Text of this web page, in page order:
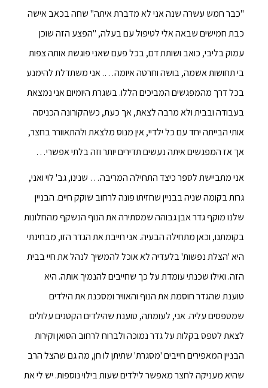
"כבר חמש עשרה שנה אני לא מדברת איתה" שחה בכאב אישה
כבת חמישים שבאה אלי לטיפול עם בעלה, "הפצע הזה שוכן
עמוק בליבי, כואב ושותת דם, בכל פעם שאני פוגשת אותה צפות
בי תחושות אשמה, בושה וחרטה איומה…. אני משתדלת להימנע
בכל דרך מהמפגשים המביכים הללו. בשגרת היומיום אני נמצאת
בעבודה ובבית ולא מרבה לצאת, אך כעת, כשהקורונה הכניסה
אותי הבייתה יחד עם כל ילדיי, אין מנוס מלצאת ולהתאוורר בחצר,
אך אז המפגשים איתה נעשים תדירים יותר וזה בלתי אפשרי…
אני מתביישת לספר כיצד התחילה המריבה… שנינו, גב' לוי ואני,
גרות בקומה שניה בבניין שחזיתו פונה לרחוב שוקק חיים. הבניין
שלנו מוקף גדר אבן גבוהה שמסתירה את הנוף הנשקף מהחלונות
בקומתנו, וכאן מתחילה הבעיה. אני חייבת את הגדר הזו, מבחינתי
היא 'הצלת נפשות' בלעדיה לא אוכל להמשיך לנהל את חיי בבית
הזה. ואילו שכנתי עומדת על כך שחייבים להנמיך אותה. היא
טוענת שהגדר חוסמת את הנוף והאוויר ומסכנת את הילדים
שמטפסים עליה. אני, לעומתה, טוענת שהילדים הקטנים עלולים
לצאת לטפס בקלות על גדר נמוכה ולברוח לרחוב הסואן וקירות
הבניין המאפירים חייבים 'מסגרת' שתיתן לו חן, מה גם שהצל הרב
שהיא מעניקה לחצר מאפשר לילדים שעות בילוי נוספות. יש לי את